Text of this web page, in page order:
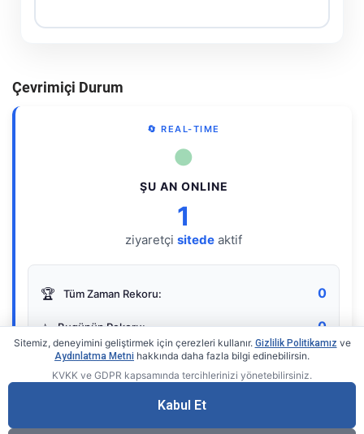
Çevrimiçi Durum
🔄 REAL-TIME
●
ŞU AN ONLINE
1
ziyaretçi sitede aktif
🏆 Tüm Zaman Rekoru: 0
⭐ Bugünün Rekoru: 0
Gerçek zamanlı sayaç
Sitemiz, deneyimini geliştirmek için çerezleri kullanır. Gizlilik Politikamız ve
Aydınlatma Metni hakkında daha fazla bilgi edinebilirsin.
KVKK ve GDPR kapsamında tercihlerinizi yönetebilirsiniz.
Kabul Et